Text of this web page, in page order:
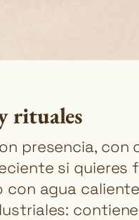
rituales
presencia,
si quieres
con agua